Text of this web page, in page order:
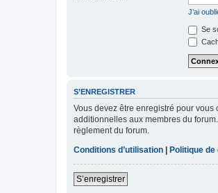
J’ai
Se
S’ENREGISTRER
Vous devez être enregistré pour
additionnelles aux membres du
règlement du forum.
Conditions d’utilisation | Politique
S’enregistrer